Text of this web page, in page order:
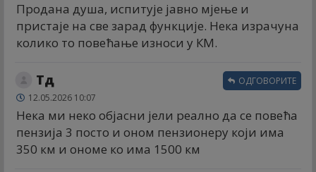
Продана душа, испитује јавно мјење и
пристаје на све зарад функције. Нека израчуна
колико то повећање износи у КМ.
Тд
12.05.2026 10:07
Нека ми неко објасни јели реално да се повећа
пензија 3 посто и оном пензионеру који има
350 км и ономе ко има 1500 км
ОДГОВОРИТЕ